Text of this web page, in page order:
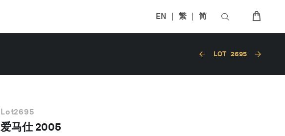
EN 繁 简
LOT 2695
Lot2695
爱马仕 2005